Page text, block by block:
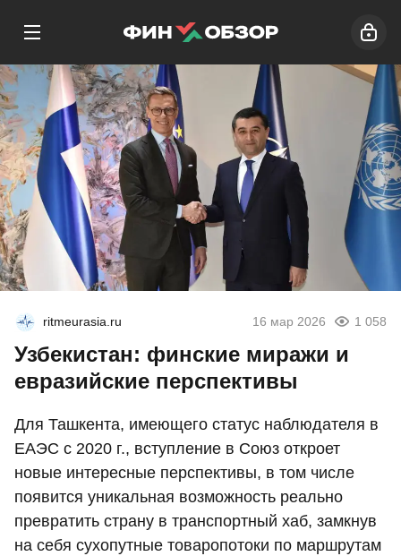
ritmeurasia.ru 16 мар 2026 1 058
Узбекистан: финские миражи и
евразийские перспективы
Для Ташкента, имеющего статус наблюдателя в
ЕАЭС с 2020 г., вступление в Союз откроет
новые интересные перспективы, в том числе
появится уникальная возможность реально
превратить страну в транспортный хаб, замкнув
на себя сухопутные товаропотоки по маршрутам